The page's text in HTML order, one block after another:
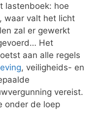
lastenboek: hoe
waar valt het licht
zal er gewerkt
Het
aan alle regels
, veiligheids- en
vereist.
onder de loep